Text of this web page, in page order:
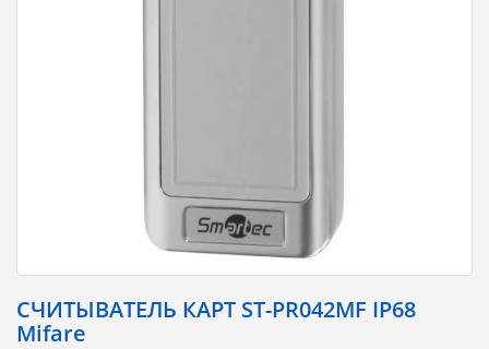
СЧИТЫВАТЕЛЬ КАРТ ST-PR042MF IP68
Mifare